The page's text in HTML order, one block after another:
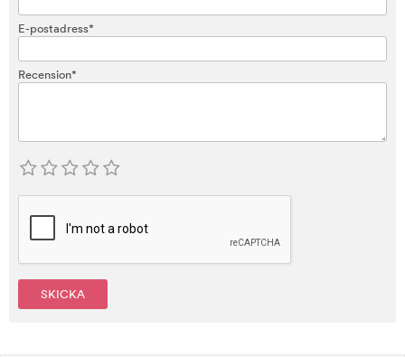
E-postadress*
Recension*
SKICKA